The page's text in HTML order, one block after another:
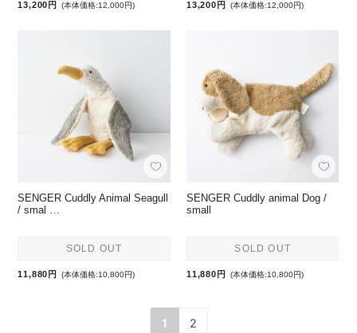
13,200円 (本体価格:12,000円) 13,200円 (本体価格:12,000円)
SENGER Cuddly Animal Seagull
/ smal …
SOLD OUT
11,880円 (本体価格:10,800円)
SENGER Cuddly animal Dog /
small
SOLD OUT
11,880円 (本体価格:10,800円)
1 2